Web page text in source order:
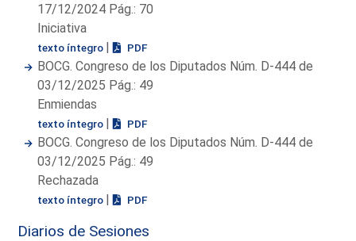
17/12/2024 Pág.: 70
Iniciativa
texto íntegro | PDF
BOCG. Congreso de los Diputados Núm. D-444 de
03/12/2025 Pág.: 49
Enmiendas
texto íntegro | PDF
BOCG. Congreso de los Diputados Núm. D-444 de
03/12/2025 Pág.: 49
Rechazada
texto íntegro | PDF
Diarios de Sesiones